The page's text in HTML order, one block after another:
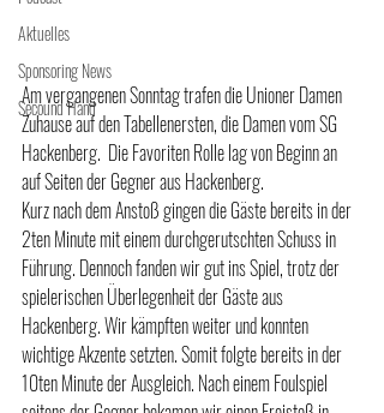
Aktuelles
Sponsoring News
Secound Hand
Am vergangenen Sonntag trafen die Unioner Damen
Zuhause auf den Tabellenersten, die Damen vom SG
Hackenberg.  Die Favoriten Rolle lag von Beginn an
auf Seiten der Gegner aus Hackenberg.
Kurz nach dem Anstoß gingen die Gäste bereits in der
2ten Minute mit einem durchgerutschten Schuss in
Führung. Dennoch fanden wir gut ins Spiel, trotz der
spielerischen Überlegenheit der Gäste aus
Hackenberg. Wir kämpften weiter und konnten
wichtige Akzente setzten. Somit folgte bereits in der
10ten Minute der Ausgleich. Nach einem Foulspiel